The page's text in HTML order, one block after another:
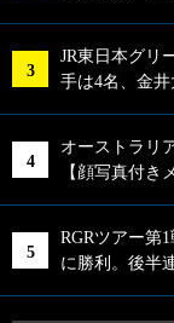
JR東日本グリ
手は4名、金
オーストラリ
【顔写真付き
RGRツアー第
に勝利。後半